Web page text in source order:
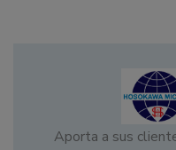
Aporta a sus